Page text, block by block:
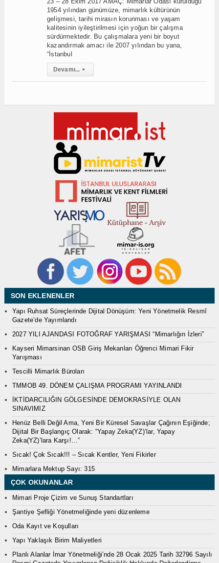
1954 yılından günümüze, mimarlık kültürünün
gelişmesi, tarihi mirasın korunması ve yaşam
kalitesinin iyileştirilmesi için yoğun bir çalışma
sürdürmektedir. Bu çalışmalara yeni bir boyut
kazandırmak amacı ile 2007 yılından bu yana,
“İstanbul
Devamı... ▸
SON EKLENENLER
Yapı Ruhsat Süreçlerinde Dijital Dönüşüm: Yeni Yönetmelik Resmî
Gazete’de Yayımlandı
2027 YILI AJANDASI FOTOĞRAF YARIŞMASI “Mimarlığın İzleri”
Kayseri Mimarsinan OSB Giriş Mekanları Öğrenci Mimari Fikir
Yarışması
Tescilli Mimarlık Büroları
TMMOB 49. DÖNEM ÇALIŞMA PROGRAMI YAYINLANDI
İKTİDARCILIĞIN GÖLGESİNDE DEMOKRASİYLE OLAN
SINAVIMIZ
Henüz Belli Değil Ama, Yeni Bir Küresel Savaşlar Çağının Eşiğinde;
Dijital Bir Başlangıç Olarak: “Yapay Zeka(YZ)’lar, Yapay
Zeka(YZ)’lara Karşı!…”
Sıcak! Çok Sıcak!!! – Sıcak Kentler, Yeni Fikirler
Mimarlara Mektup Sayı: 315
ÇOK OKUNANLAR
Mimari Proje Çizim ve Sunuş Standartları
Şantiye Şefliği Yönetmeliğinde yeni düzenleme
Oda Kayıt ve Koşulları
Yapı Yaklaşık Birim Maliyetleri
Planlı Alanlar İmar Yönetmeliği’nde 28 Ocak 2025 Tarih 32796 Sayılı